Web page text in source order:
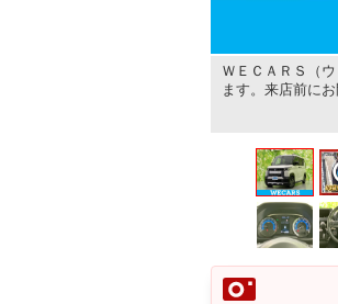
ＷＥＣＡＲＳ（
ます。来店前に